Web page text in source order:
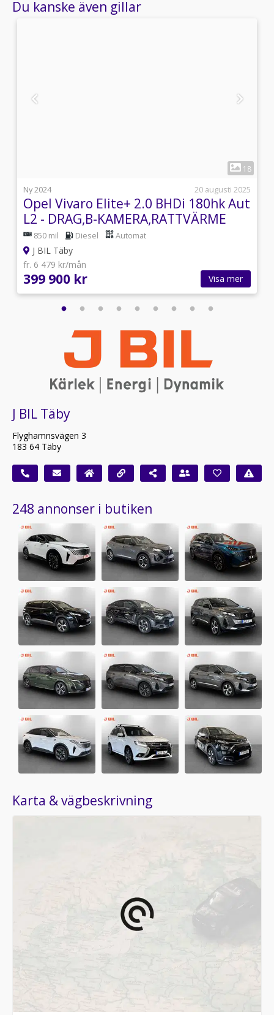
Du kanske även gillar
18
Ny 2024
20 augusti 2025
Opel Vivaro Elite+ 2.0 BHDi 180hk Aut
L2 - DRAG,B-KAMERA,RATTVÄRME
850 mil Diesel Automat
J BIL Täby
fr. 6 479 kr/mån
399 900 kr Visa mer
J BIL Täby
Flyghamnsvägen 3
183 64 Täby
248 annonser i butiken
Karta & vägbeskrivning